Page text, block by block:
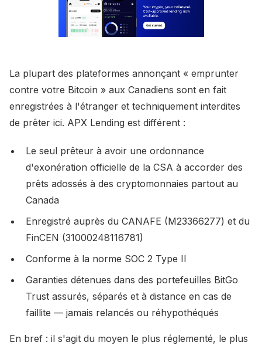
La plupart des plateformes annonçant « emprunter
contre votre Bitcoin » aux Canadiens sont en fait
enregistrées à l'étranger et techniquement interdites
de prêter ici. APX Lending est différent :
Le seul prêteur à avoir une ordonnance
d'exonération officielle de la CSA à accorder des
prêts adossés à des cryptomonnaies partout au
Canada
Enregistré auprès du CANAFE (M23366277) et du
FinCEN (31000248116781)
Conforme à la norme SOC 2 Type II
Garanties détenues dans des portefeuilles BitGo
Trust assurés, séparés et à distance en cas de
faillite — jamais relancés ou réhypothéqués
En bref : il s'agit du moyen le plus réglementé, le plus